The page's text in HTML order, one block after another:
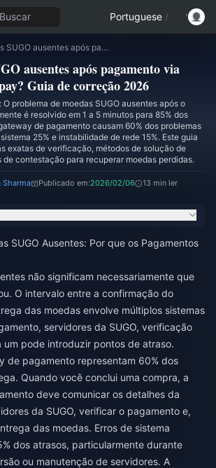
Buscar Portuguese /
Moedas SUGO ausentes após pagamento via Codapay? Guia de correção 2026
ausentes após pagamento via
Guia de correção 2026
O problema de moedas SUGO ausentes após o
é resolvido em 1 a 5 minutos para 85% dos
de pagamento causam 60% dos problemas
25% e instabilidade de rede 15%. Este guia
exatas de verificação, métodos de solução de
de contestação para recuperar moedas perdidas.
Sharma Publicado em:2026/02/06 13 min ler
SUGO Ausentes: Por que os Pagamentos
não significam necessariamente que
O intervalo entre a confirmação do
das moedas envolve múltiplos sistemas
servidores da SUGO, verificação
pode introduzir pontos de atraso.
de pagamento representam 60% dos
Quando você conclui uma compra, a
deve comunicar os detalhes da
da SUGO, verificar o pagamento e,
das moedas. Erros de sistema
dos atrasos, particularmente durante
ou manutenção de servidores. A